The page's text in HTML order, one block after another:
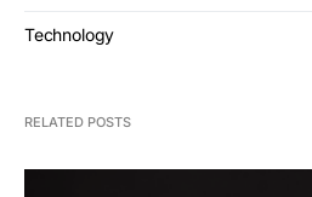
Technology
RELATED POSTS